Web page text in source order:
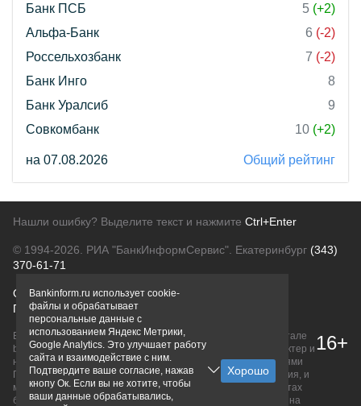
Банк ПСБ
5 (+2)
Альфа-Банк
6 (-2)
Россельхозбанк
7 (-2)
Банк Инго
8
Банк Уралсиб
9
Совкомбанк
10 (+2)
на 07.08.2026 Общий рейтинг
Нашли ошибку? Выделите текст и нажмите Ctrl+Enter
© 1994-2026. РИА "БанкИнформСервис". Екатеринбург (343)
370-61-71
О проектеПолитика конфиденциальности
Правовая информацияДля рекламодателей
Вся информация о продуктах банков, размещенная на портале
bankinform.ru, носит исключительно ознакомительный характер и
не является публичной офертой, определяемой положениями
ГК РФ. Информация не содержит точного и полного описания, и
может быть изменена. Конечные условия уточняйте на сайтах
банков или при личном обращении. Исключительное право на
16+
Bankinform.ru использует cookie-
файлы и обрабатывает
персональные данные с
использованием Яндекс Метрики,
Google Analytics. Это улучшает работу
сайта и взаимодействие с ним.
Подтвердите ваше согласие, нажав
кнопу Ок. Если вы не хотите, чтобы
ваши данные обрабатывались,